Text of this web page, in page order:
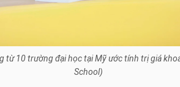
từ 10 trường đại học tại Mỹ ước tính trị giá
School)